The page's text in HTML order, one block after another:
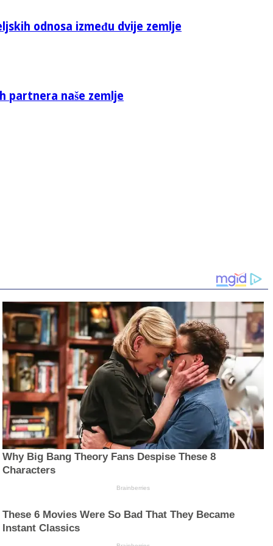
odnosa između dvije zemlje
partnera naše zemlje